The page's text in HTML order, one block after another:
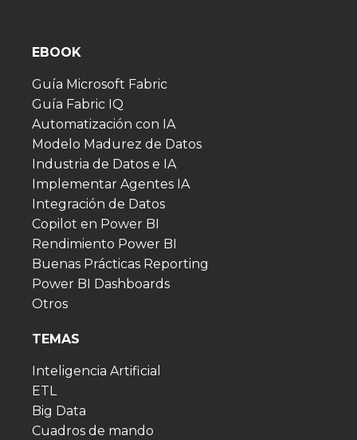
EBOOK
Guía Microsoft Fabric
Guía Fabric IQ
Automatización con IA
Modelo Madurez de Datos
Industria de Datos e IA
Implementar Agentes IA
Integración de Datos
Copilot en Power BI
Rendimiento Power BI
Buenas Prácticas Reporting
Power BI Dashboards
Otros
TEMAS
Inteligencia Artificial
ETL
Big Data
Cuadros de mando